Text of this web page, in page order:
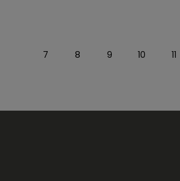
7 8 9 10 11